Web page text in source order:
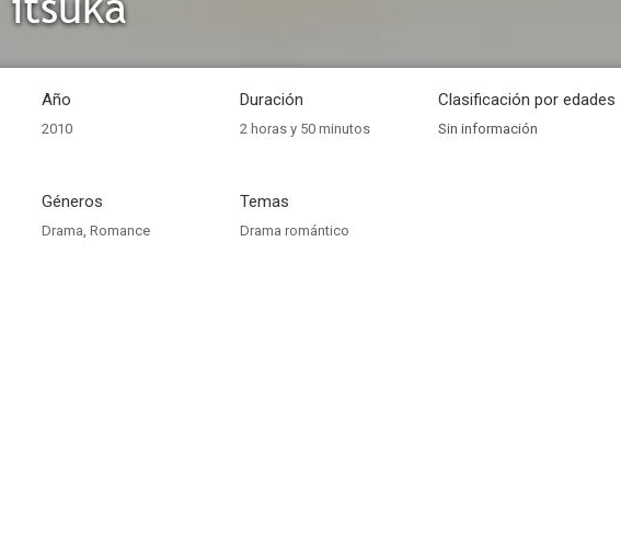
Año
2010
Duración
2 horas y 50 minutos
Clasificación por edades
Sin información
Géneros
Drama, Romance
Temas
Drama romántico